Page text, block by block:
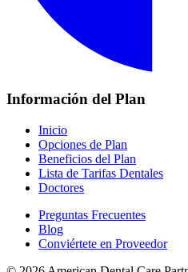
Información del Plan
Inicio
Opciones de Plan
Beneficios del Plan
Lista de Tarifas Dentales
Doctores
Preguntas Frecuentes
Blog
Conviértete en Proveedor